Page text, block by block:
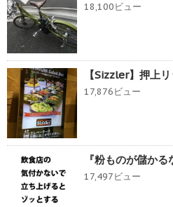
18,100ビュー
【Sizzler】押上
17,876ビュー
『粉ものが儲か
17,497ビュー